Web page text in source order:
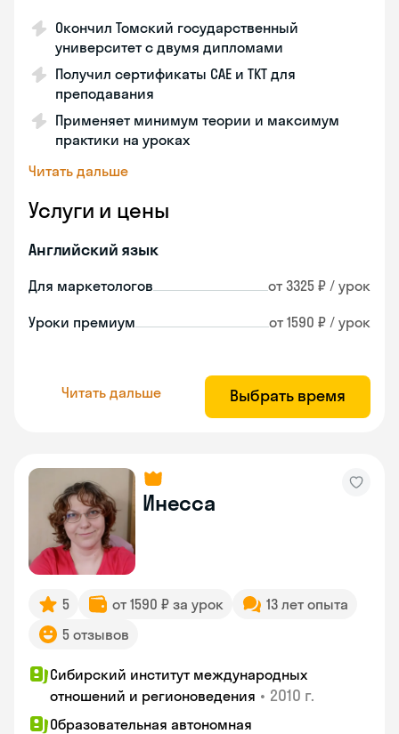
Окончил Томский государственный
университет с двумя дипломами
Получил сертификаты CAE и TKT для
преподавания
Применяет минимум теории и максимум
практики на уроках
Читать дальше
Услуги и цены
Английский язык
Для маркетологов от 3325 ₽ / урок
Уроки премиум от 1590 ₽ / урок
Читать дальше Выбрать время
Инесса
5 от 1590 ₽ за урок
13 лет опыта
5 отзывов
Сибирский институт международных
отношений и регионоведения • 2010 г.
Образовательная автономная